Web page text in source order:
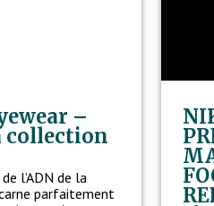
–
collection
l’ADN de la
parfaitement